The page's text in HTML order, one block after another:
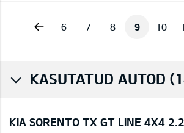
6 7 8 9 10
KASUTATUD AUTOD
KIA SORENTO TX GT LINE 4X4